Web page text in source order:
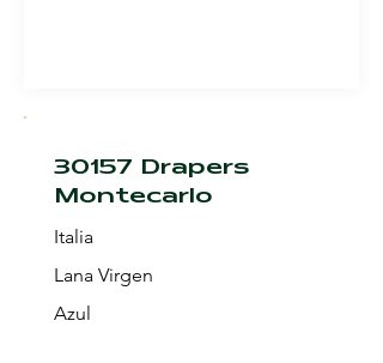
30157 Drapers
Montecarlo
Italia
Lana Virgen
Azul